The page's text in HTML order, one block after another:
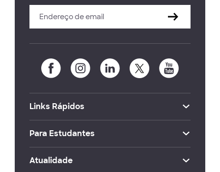
Links Rápidos
Para Estudantes
Atualidade